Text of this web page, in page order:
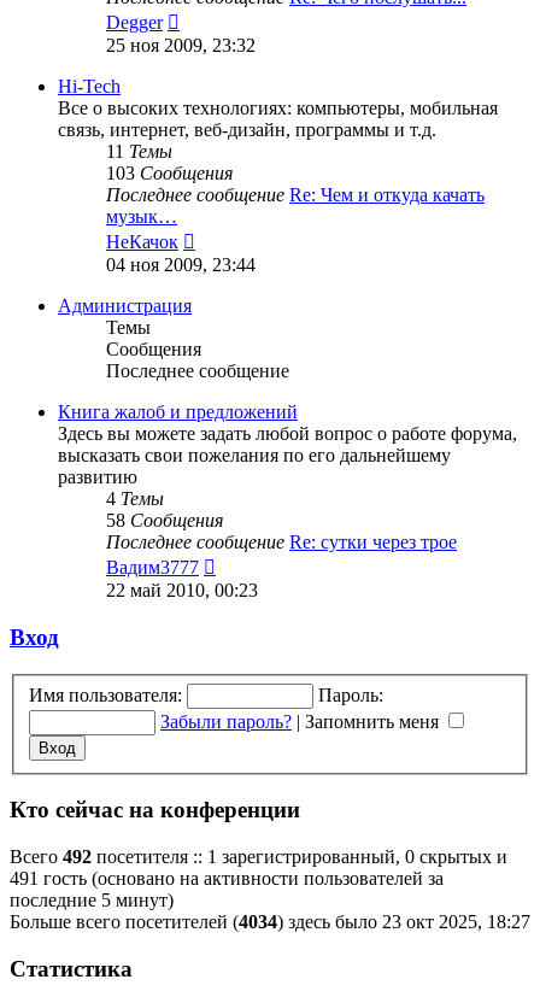
Degger
к
25 ноя 2009, 23:32
Hi-Tech
Все о высоких технологиях: компьютеры, мобильная
связь, интернет, веб-дизайн, программы и т.д.
11 Темы
103 Сообщения
Последнее сообщение Re: Чем и откуда качать
музык…
НеКачок
к
04 ноя 2009, 23:44
Администрация
Темы
Сообщения
Последнее сообщение
Книга жалоб и предложений
Здесь вы можете задать любой вопрос о работе форума,
высказать свои пожелания по его дальнейшему
развитию
4 Темы
58 Сообщения
Последнее сообщение Re: сутки через трое
Вадим3777
к
22 май 2010, 00:23
Вход
Имя пользователя:
Пароль:
Забыли пароль? | Запомнить меня
Кто сейчас на конференции
Всего 492 посетителя :: 1 зарегистрированный, 0 скрытых и
491 гость (основано на активности пользователей за
последние 5 минут)
Больше всего посетителей (4034) здесь было 23 окт 2025, 18:27
Статистика